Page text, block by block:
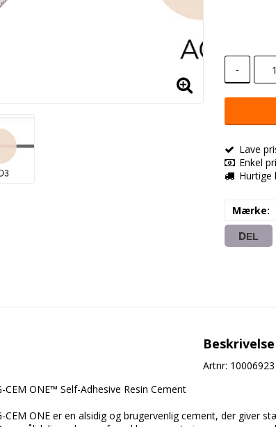
-
Lave
Enkel
Hurtige
Mærke
DEL
Beskrivelse
Artnr: 10006923
CEM ONE™ Self-Adhesive Resin Cement
CEM ONE er en alsidig og brugervenlig cement, der giver